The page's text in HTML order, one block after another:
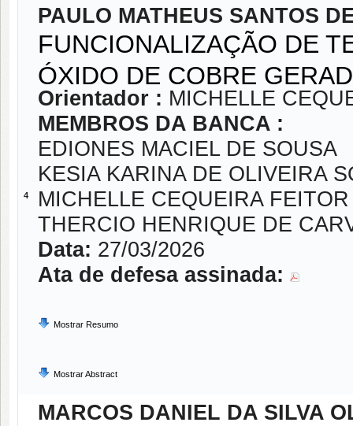
4
PAULO MATHEUS SANTOS
FUNCIONALIZAÇÃO DE
ÓXIDO DE COBRE
Orientador : MICHELLE
MEMBROS DA BANCA :
EDIONES MACIEL DE SOUSA
KESIA KARINA DE OLIVEIRA
MICHELLE CEQUEIRA FEITOR
THERCIO HENRIQUE DE
Data: 27/03/2026
Ata de defesa assinada:
Mostrar Resumo
Mostrar Abstract
MARCOS DANIEL DA SILVA